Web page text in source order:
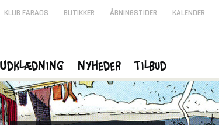
KLUB FARAOS BUTIKKER ÅBNINGSTIDER KALENDER
Udklædning Nyheder Tilbud